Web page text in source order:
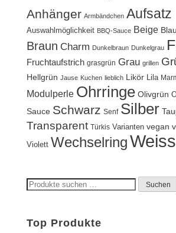
Anhänger Armbändchen Aufsatz
Auswahlmöglichkeit BBQ-Sauce Beige Blau
Braun Charm Dunkelbraun Dunkelgrau
Fruchtaufstrich grasgrün Grau grillen
Hellgrün Jause Kuchen lieblich Likör Lila
Modulperle Ohrringe Olivgrün
Sauce Schwarz Senf Silber
Transparent Türkis Varianten vegan
Violett WechselringWeiss
Suchen
Suchen
Top Produkte